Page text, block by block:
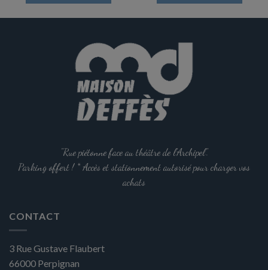
"Rue piétonne face au théâtre de l'Archipel".
Parking offert ! * Accès et stationnement autorisé pour charger vos
achats
CONTACT
3 Rue Gustave Flaubert
66000 Perpignan